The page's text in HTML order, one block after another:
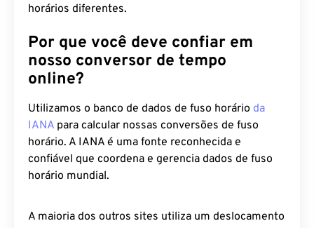
horários diferentes.
Por que você deve confiar em
nosso conversor de tempo
online?
Utilizamos o banco de dados de fuso horário da
IANA para calcular nossas conversões de fuso
horário. A IANA é uma fonte reconhecida e
confiável que coordena e gerencia dados de fuso
horário mundial.
A maioria dos outros sites utiliza um deslocamento